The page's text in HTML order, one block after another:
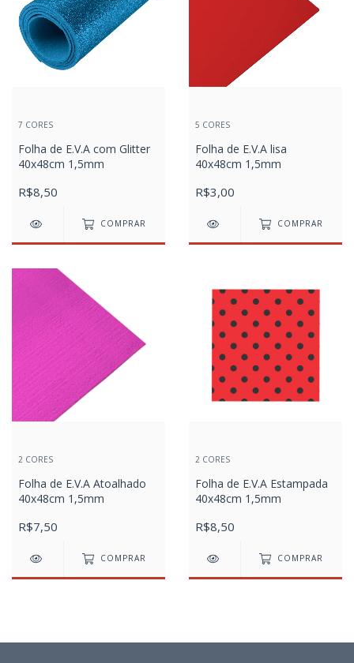
7 CORES
Folha de E.V.A com Glitter
40x48cm 1,5mm
R$8,50
COMPRAR
5 CORES
Folha de E.V.A lisa
40x48cm 1,5mm
R$3,00
COMPRAR
2 CORES
Folha de E.V.A Atoalhado
40x48cm 1,5mm
R$7,50
COMPRAR
2 CORES
Folha de E.V.A Estampada
40x48cm 1,5mm
R$8,50
COMPRAR